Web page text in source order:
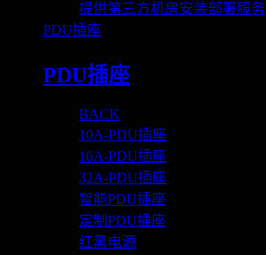
提供第三方机房安装部署服务
PDU插座
PDU插座
BACK
10A-PDU插座
16A-PDU插座
32A-PDU插座
智能PDU插座
定制PDU插座
红黑电源